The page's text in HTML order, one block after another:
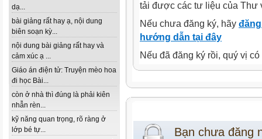
dạ...
bài giảng rất hay ạ, nội dung
biên soạn kỳ...
nội dung bài giảng rất hay và
cảm xúc ạ ...
Giáo án điện tử: Truyện mèo hoa
đi học Bài...
còn ở nhà thì đúng là phải kiên
nhẫn rèn...
kỹ năng quan trọng, rõ ràng ở
lớp bé tự...
tải được các tư liệu của Thư
Nếu chưa đăng ký, hãy
hướng dẫn tại đây
Nếu đã đăng ký rồi, quý vị
Bạn chưa đăng